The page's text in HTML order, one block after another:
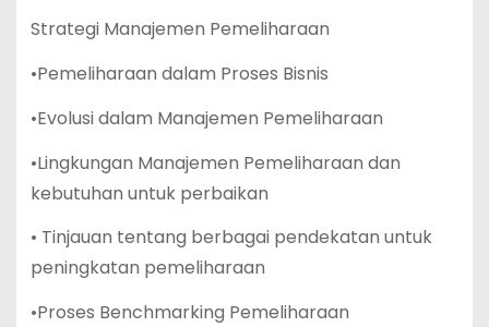
Strategi Manajemen Pemeliharaan
•Pemeliharaan dalam Proses Bisnis
•Evolusi dalam Manajemen Pemeliharaan
•Lingkungan Manajemen Pemeliharaan dan
kebutuhan untuk perbaikan
• Tinjauan tentang berbagai pendekatan untuk
peningkatan pemeliharaan
•Proses Benchmarking Pemeliharaan